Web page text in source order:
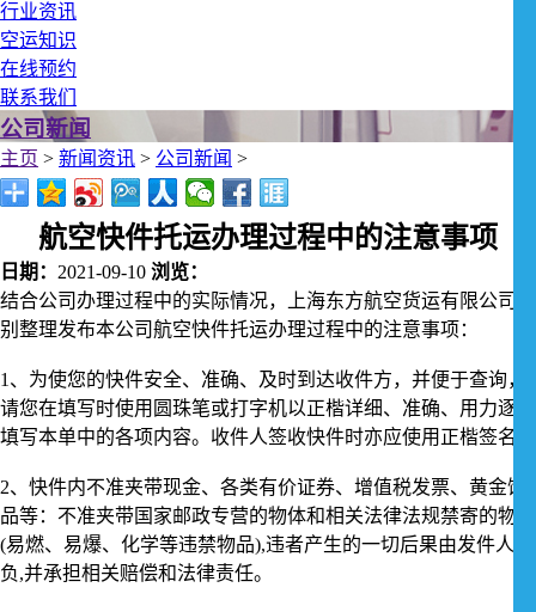
行业资讯
空运知识
在线预约
联系我们
公司新闻
主页 > 新闻资讯 > 公司新闻 >
航空快件托运办理过程中的注意事项
日期： 2021-09-10 浏览：
结合公司办理过程中的实际情况，上海东方航空货运有限公司特
别整理发布本公司航空快件托运办理过程中的注意事项：
1、为使您的快件安全、准确、及时到达收件方，并便于查询，
请您在填写时使用圆珠笔或打字机以正楷详细、准确、用力逐条
填写本单中的各项内容。收件人签收快件时亦应使用正楷签名。
2、快件内不准夹带现金、各类有价证券、增值税发票、黄金饰
品等：不准夹带国家邮政专营的物体和相关法律法规禁寄的物体
(易燃、易爆、化学等违禁物品),违者产生的一切后果由发件人自
负,并承担相关赔偿和法律责任。